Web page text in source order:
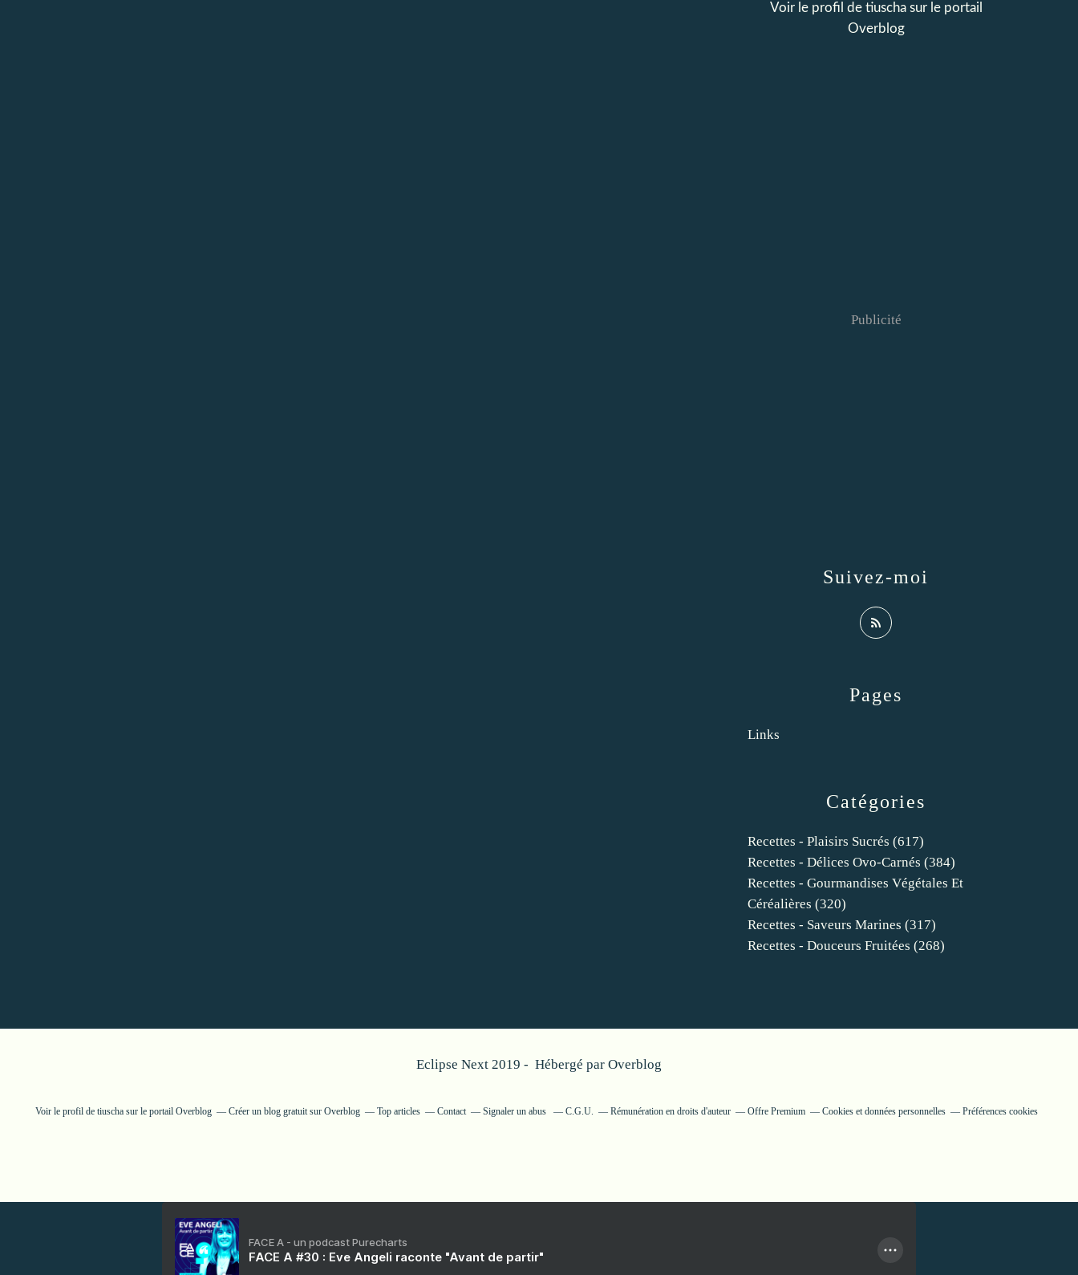
Catégories
Recettes - Plaisirs Sucrés (617)
Recettes - Délices Ovo-Carnés (384)
Recettes - Gourmandises Végétales Et
Céréalières (320)
Recettes - Saveurs Marines (317)
Recettes - Douceurs Fruitées (268)
Pages
Links
Voir le profil de tiuschasur le portail
Overblog
Suivez-moi
Publicité
Eclipse Next 2019 - Hébergé par Overblog
Voir le profil de tiuscha sur le portail Overblog Créer un blog gratuit sur Overblog Top articles Contact Signaler un abus C.G.U. Rémunération en droits d'auteur Offre Premium Cookies et données personnelles Préférences cookies
FACE A - un podcast Purecharts
FACE A #30 : Eve Angeli raconte "Avant de partir"